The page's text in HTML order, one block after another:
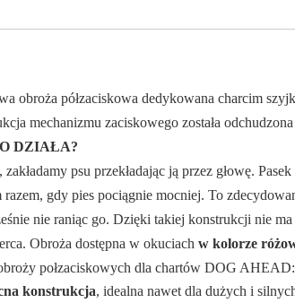
obroża półzaciskowa dedykowana charcim
mechanizmu zaciskowego została
DZIAŁA?
zakładamy psu przekładając ją przez głowę.
razem, gdy pies pociągnie mocniej. To
nie raniąc go. Dzięki takiej konstrukcji nie
Obroża dostępna w okuciach w kolorze
połzaciskowych dla chartów DOG AHEAD:
konstrukcja, idealna nawet dla dużych i